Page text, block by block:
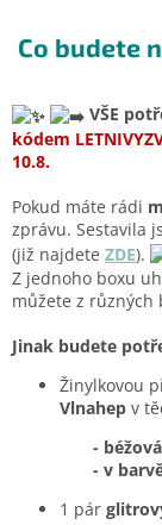
Co budete
VŠE
kódem
10.8.
Pokud máte rádi
zprávu. Sestavila
(již najdete ZDE).
Z jednoho boxu
můžete z různých
Jinak budete
Žinylkovou
Vlnahep v
-
- v barvě
1 pár